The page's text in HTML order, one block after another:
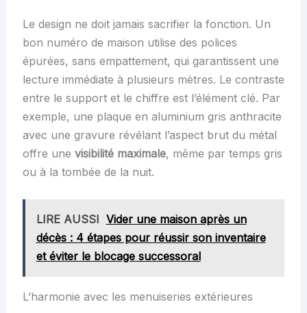
Le design ne doit jamais sacrifier la fonction. Un
bon numéro de maison utilise des polices
épurées, sans empattement, qui garantissent une
lecture immédiate à plusieurs mètres. Le contraste
entre le support et le chiffre est l’élément clé. Par
exemple, une plaque en aluminium gris anthracite
avec une gravure révélant l’aspect brut du métal
offre une visibilité maximale, même par temps gris
ou à la tombée de la nuit.
LIRE AUSSI Vider une maison après un
décès : 4 étapes pour réussir son inventaire
et éviter le blocage successoral
L’harmonie avec les menuiseries extérieures